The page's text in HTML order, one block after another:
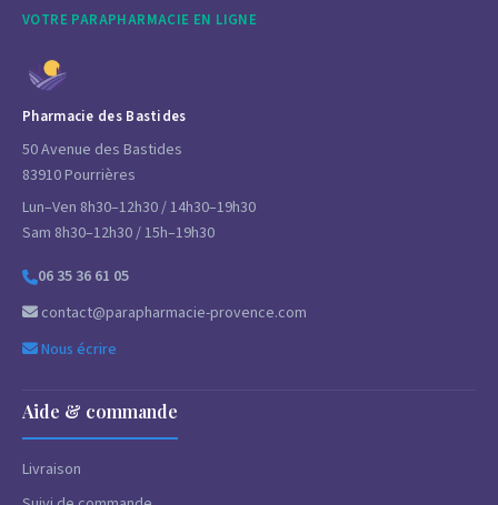
VOTRE PARAPHARMACIE EN LIGNE
Pharmacie des Bastides
50 Avenue des Bastides
83910 Pourrières
Lun–Ven 8h30–12h30 / 14h30–19h30
Sam 8h30–12h30 / 15h–19h30
06 35 36 61 05
contact@parapharmacie-provence.com
Nous écrire
Aide & commande
Livraison